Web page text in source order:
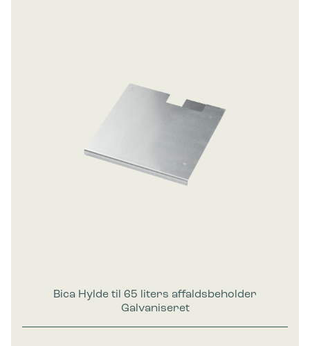
Bica Hylde til 65 liters affaldsbeholder
Galvaniseret